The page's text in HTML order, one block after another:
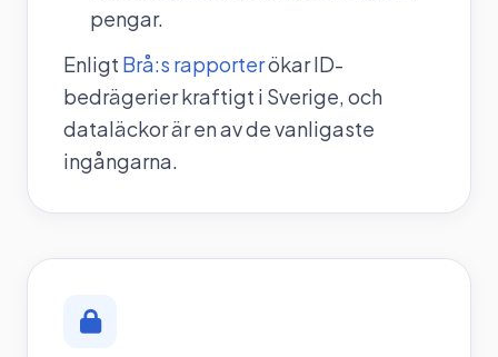
pengar.
Enligt Brå:s rapporterökar ID-
bedrägerier kraftigt i Sverige, och
dataläckor är en av de vanligaste
ingångarna.